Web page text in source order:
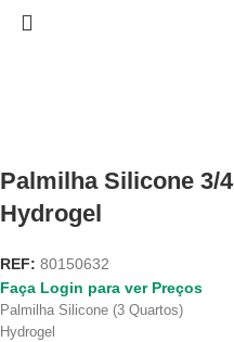
Palmilha Silicone 3/4
Hydrogel
REF: 80150632
Faça Login para ver Preços
Palmilha Silicone (3 Quartos)
Hydrogel